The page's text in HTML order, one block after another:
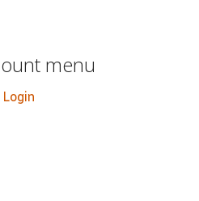
menu
Login